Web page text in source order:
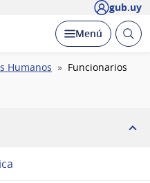
gub.uy
Desplegar
Menú Abrir
Humanos Funcionarios